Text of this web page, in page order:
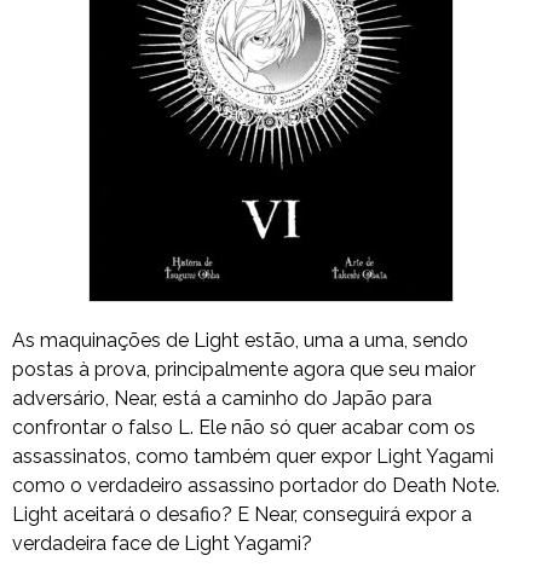
As maquinações de Light estão, uma a uma, sendo
postas à prova, principalmente agora que seu maior
adversário, Near, está a caminho do Japão para
confrontar o falso L. Ele não só quer acabar com os
assassinatos, como também quer expor Light Yagami
como o verdadeiro assassino portador do Death Note.
Light aceitará o desafio? E Near, conseguirá expor a
verdadeira face de Light Yagami?